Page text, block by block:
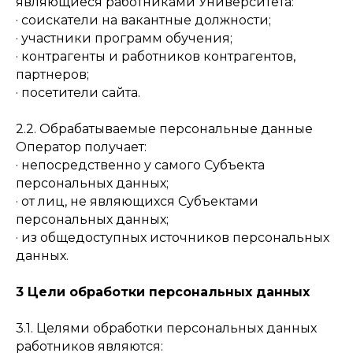
· соискатели на вакантные должности;
· участники программ обучения;
· контрагенты и работников контрагентов,
партнеров;
· посетители сайта.
2.2. Обрабатываемые персональные данные
Оператор получает:
· непосредственно у самого Субъекта
персональных данных;
· от лиц, не являющихся Субъектами
персональных данных;
· из общедоступных источников персональных
данных.
3 Цели обработки персональных данных
3.1. Целями обработки персональных данных
работников являются: